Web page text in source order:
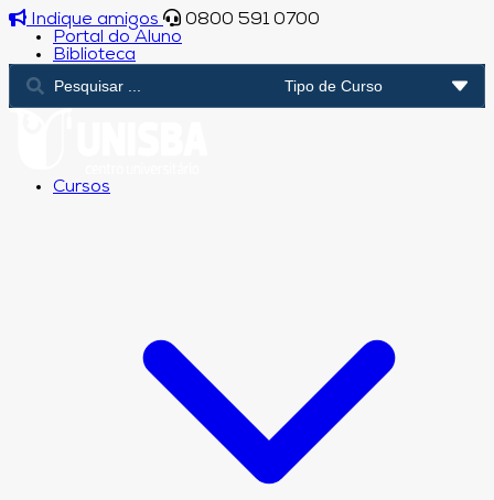
Indique amigos
0800 591 0700
Portal do Aluno
Biblioteca
Cursos